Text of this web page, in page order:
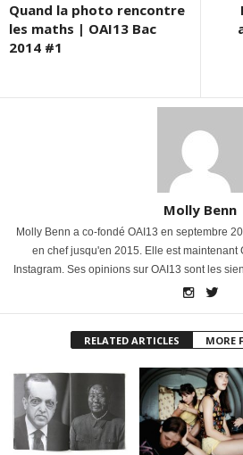
Quand la photo rencontre
les maths | OAI13 Bac
2014 #1
Molly Benn
Molly Benn a co-fondé OAI13 en septembre
en chef jusqu'en 2015. Elle est maintenant
Instagram. Ses opinions sur OAI13 sont les
RELATED ARTICLES MORE